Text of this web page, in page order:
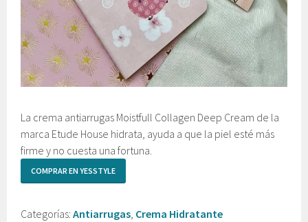
La crema antiarrugas Moistfull Collagen Deep Cream de la
marca Etude House hidrata, ayuda a que la piel esté más
firme y no cuesta una fortuna.
COMPRAR EN YESSTYLE
Categorías:Antiarrugas, Crema Hidratante